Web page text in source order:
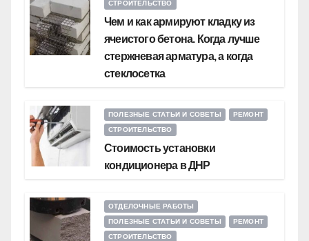
СТРОИТЕЛЬСТВО
Чем и как армируют кладку из
ячеистого бетона. Когда лучше
стержневая арматура, а когда
стеклосетка
ПОЛЕЗНЫЕ СТАТЬИ И СОВЕТЫ
РЕМОНТ
СТРОИТЕЛЬСТВО
Стоимость установки
кондиционера в ДНР
ОТДЕЛОЧНЫЕ РАБОТЫ
ПОЛЕЗНЫЕ СТАТЬИ И СОВЕТЫ
РЕМОНТ
СТРОИТЕЛЬСТВО